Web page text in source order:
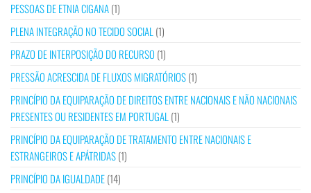
PESSOAS DE ETNIA CIGANA(1)
PLENA INTEGRAÇÃO NO TECIDO SOCIAL (1)
PRAZO DE INTERPOSIÇÃO DO RECURSO (1)
PRESSÃO ACRESCIDA DE FLUXOS MIGRATÓRIOS(1)
PRINCÍPIO DA EQUIPARAÇÃO DE DIREITOS ENTRE NACIONAIS E NÃO NACIONAIS
PRESENTES OU RESIDENTES EM PORTUGAL (1)
PRINCÍPIO DA EQUIPARAÇÃO DE TRATAMENTO ENTRE NACIONAIS E
ESTRANGEIROS E APÁTRIDAS(1)
PRINCÍPIO DA IGUALDADE(14)